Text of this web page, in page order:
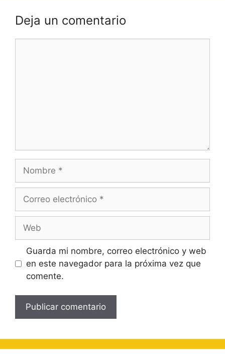
Deja un comentario
electrónico
Guarda mi nombre, correo electrónico y web
en este navegador para la próxima vez que
comente.